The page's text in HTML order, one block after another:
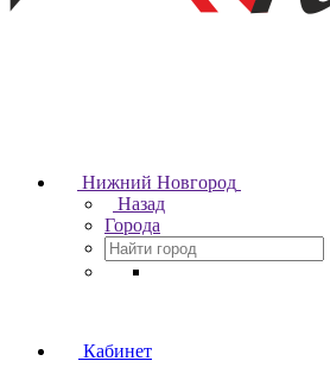
Нижний Новгород
Назад
Города
Кабинет